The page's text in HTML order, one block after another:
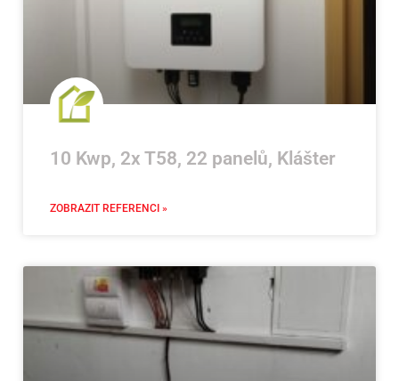
10 Kwp, 2x T58, 22 panelů, Klášter
ZOBRAZIT REFERENCI »